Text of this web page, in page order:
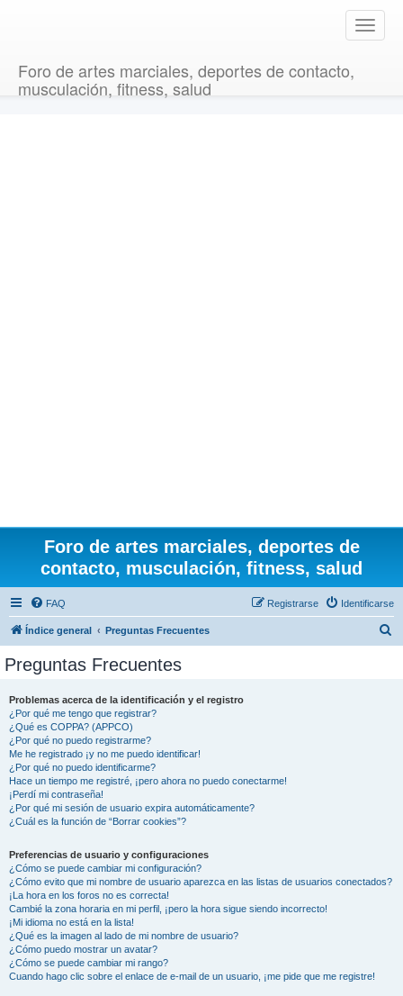
T
o
Foro de artes marciales, deportes de contacto,
musculación, fitness, salud
Foro de artes marciales, deportes de
contacto, musculación, fitness, salud
FAQ Identificarse
Registrarse
Índice general Preguntas Frecuentes
Preguntas Frecuentes
Problemas acerca de la identificación y el registro
¿Por qué me tengo que registrar?
¿Qué es COPPA? (APPCO)
¿Por qué no puedo registrarme?
Me he registrado ¡y no me puedo identificar!
¿Por qué no puedo identificarme?
Hace un tiempo me registré, ¡pero ahora no puedo conectarme!
¡Perdí mi contraseña!
¿Por qué mi sesión de usuario expira automáticamente?
¿Cuál es la función de “Borrar cookies”?
Preferencias de usuario y configuraciones
¿Cómo se puede cambiar mi configuración?
¿Cómo evito que mi nombre de usuario aparezca en las listas de usuarios conectados?
¡La hora en los foros no es correcta!
Cambié la zona horaria en mi perfil, ¡pero la hora sigue siendo incorrecto!
¡Mi idioma no está en la lista!
¿Qué es la imagen al lado de mi nombre de usuario?
¿Cómo puedo mostrar un avatar?
¿Cómo se puede cambiar mi rango?
Cuando hago clic sobre el enlace de e-mail de un usuario, ¡me pide que me registre!